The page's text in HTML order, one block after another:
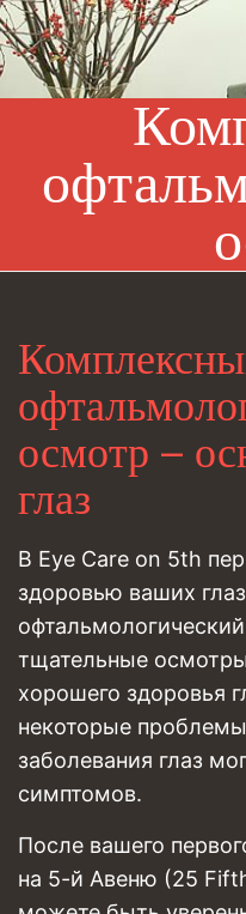
осмотр –
глаз
В Eye Care on 5th
здоровью ваших
тщательные
хорошего здоровья
некоторые
заболевания глаз
симптомов.
После вашего
на 5-й Авеню (25